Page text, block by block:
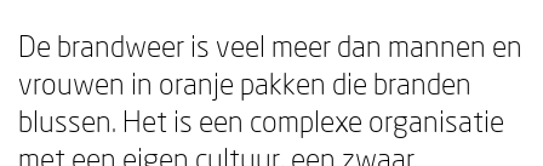
De brandweer is veel meer dan mannen en
vrouwen in oranje pakken die branden
blussen. Het is een complexe organisatie
met een eigen cultuur, een zwaar